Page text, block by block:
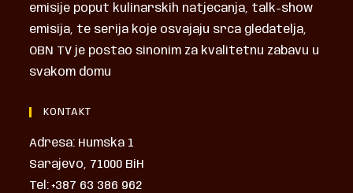
emisije poput kulinarskih natjecanja, talk-show
emisija, te serija koje osvajaju srca gledatelja,
OBN TV je postao sinonim za kvalitetnu zabavu u
svakom domu
KONTAKT
Adresa: Humska 1
Sarajevo, 71000 BiH
Tel: +387 63 386 962